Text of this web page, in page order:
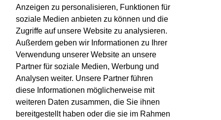
Anzeigen zu personalisieren, Funktionen für
soziale Medien anbieten zu können und die
Zugriffe auf unsere Website zu analysieren.
Außerdem geben wir Informationen zu Ihrer
Verwendung unserer Website an unsere
Partner für soziale Medien, Werbung und
Analysen weiter. Unsere Partner führen
diese Informationen möglicherweise mit
weiteren Daten zusammen, die Sie ihnen
bereitgestellt haben oder die sie im Rahmen
Impressum Kontakt Hilfe Datenschutz